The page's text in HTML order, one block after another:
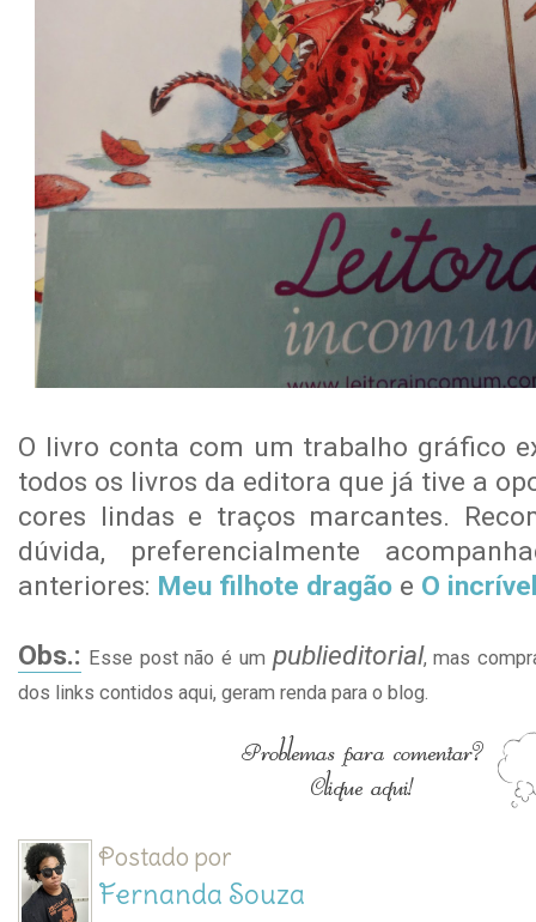
O livro conta com um trabalho gráfico
todos os livros da editora que já tive a
cores lindas e traços marcantes.
dúvida, preferencialmente
anteriores: Meu filhote dragão e O
Obs.: Esse post não é um publieditorial, mas
dos links contidos aqui, geram renda para o blog.
Postado por
Fernanda Souza